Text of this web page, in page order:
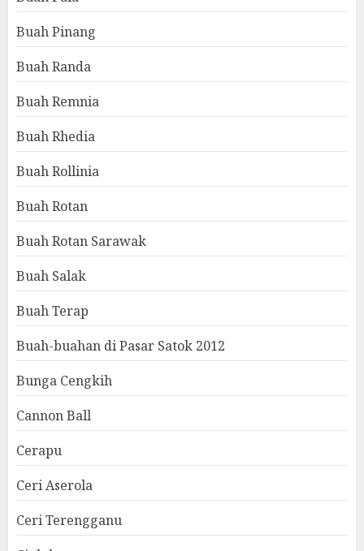
Buah Pinang
Buah Randa
Buah Remnia
Buah Rhedia
Buah Rollinia
Buah Rotan
Buah Rotan Sarawak
Buah Salak
Buah Terap
Buah-buahan di Pasar Satok 2012
Bunga Cengkih
Cannon Ball
Cerapu
Ceri Aserola
Ceri Terengganu